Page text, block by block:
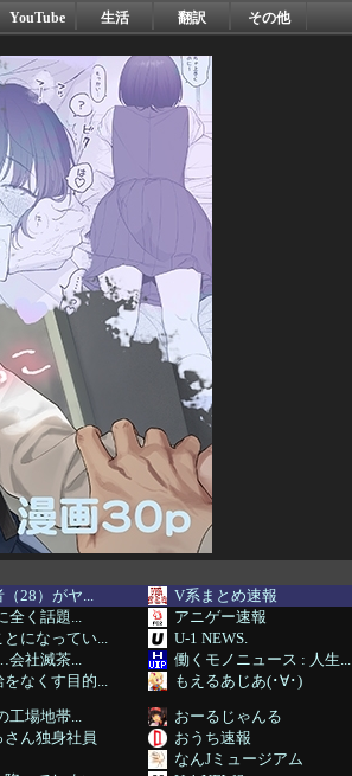
YouTube 生活 翻訳 その他
28）がヤ...
V系まとめ速報
全く話題...
アニゲー速報
になってい...
U-1 NEWS.
会社滅茶...
働くモノニュース : 人生...
なくす目的...
もえるあじあ(･∀･)
工場地帯...
おーるじゃんる
ん独身社員
おうち速報
なんJミュージアム